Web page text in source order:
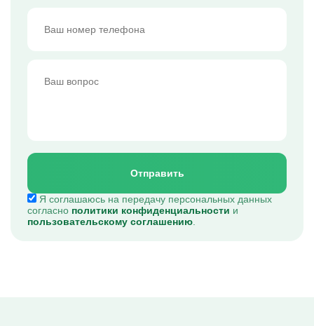
Отправить
Я соглашаюсь на передачу персональных данных
согласно политики конфиденциальности и
пользовательскому соглашению